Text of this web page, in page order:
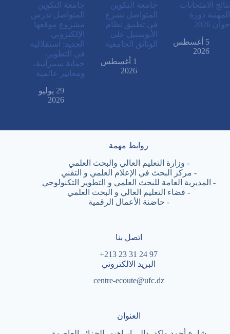
نتائج الامتحانات
المهنية دورة
جوان 2026
5 أغسطس
2026
جامعة التكوين
المتواصل تشرع
في تطبيق نظام
الأبوستيل على
الوثائق الجامعية
1 أغسطس
2026
جامعة التكوين
المتواصل تدرس
مشروع موقعها
الإلكتروني
الجديد: استقلالية
في التطوير،
حماية سيبرانية،
ومعايير عالمية
29 يوليو
2026
روابط مهمة
- وزارة التعليم العالي والبحث العلمي
- مركز البحث في الإعلام العلمي و التقني
- المديرية العامة للبحث العلمي و التطوير التكنولوجي
- فضاء التعليم العالي و البحث العلمي
- حاضنة الأعمال الرقمية
اتصل بنا
97 24 31 23 213+
البريد الالكتروني
centre-ecoute@ufc.dz
العنوان